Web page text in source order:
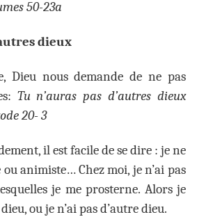
23a
dieux
Dieu nous demande de ne pas
Tu n’auras pas d’autres dieux
20- 3
il est facile de se dire : je ne
animiste… Chez moi, je n’ai pas
je me prosterne. Alors je
ou je n’ai pas d’autre dieu.